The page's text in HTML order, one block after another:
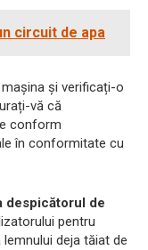
circuit de apa
și verificați-o
vă că
conform
în conformitate cu
despicătorul de
pentru
deja tăiat de